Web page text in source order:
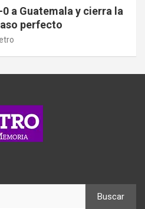
a Guatemala y cierra la
perfecto
Buscar